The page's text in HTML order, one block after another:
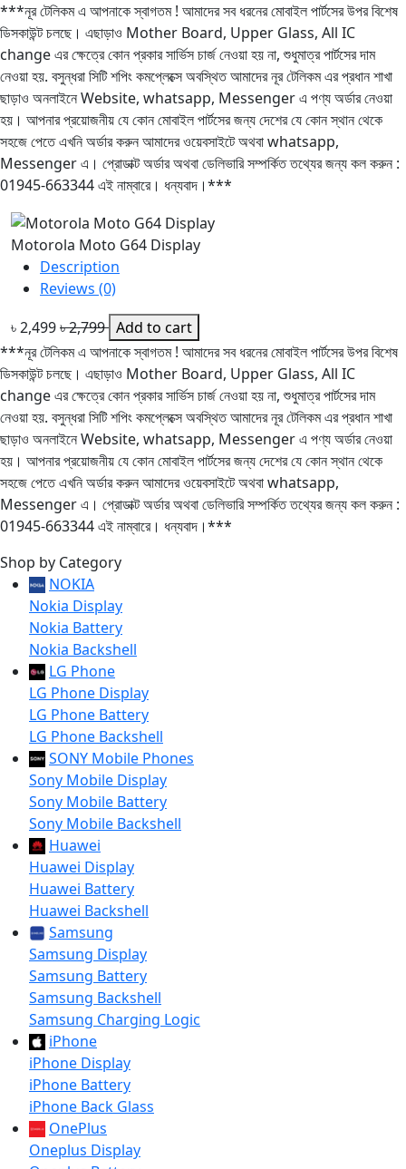
***নূর টেলিকম এ আপনাকে স্বাগতম ! আমাদের সব ধরনের মোবাইল পার্টসের উপর বিশেষ
ডিসকাউন্ট চলছে। এছাড়াও Mother Board, Upper Glass, All IC
change এর ক্ষেত্রে কোন প্রকার সার্ভিস চার্জ নেওয়া হয় না, শুধুমাত্র পার্টসের দাম
নেওয়া হয়. বসুন্ধরা সিটি শপিং কমপ্লেক্সে অবস্থিত আমাদের নূর টেলিকম এর প্রধান শাখা
ছাড়াও অনলাইনে Website, whatsapp, Messenger এ পণ্য অর্ডার নেওয়া
হয়। আপনার প্রয়োজনীয় যে কোন মোবাইল পার্টসের জন্য দেশের যে কোন স্থান থেকে
সহজে পেতে এখনি অর্ডার করুন আমাদের ওয়েবসাইটে অথবা whatsapp,
Messenger এ। প্রোডাক্ট অর্ডার অথবা ডেলিভারি সম্পর্কিত তথ্যের জন্য কল করুন :
01945-663344 এই নাম্বারে। ধন্যবাদ।***
Motorola Moto G64 Display
Description
Reviews (0)
৳ 2,499৳ 2,799 Add to cart
***নূর টেলিকম এ আপনাকে স্বাগতম ! আমাদের সব ধরনের মোবাইল পার্টসের উপর বিশেষ
ডিসকাউন্ট চলছে। এছাড়াও Mother Board, Upper Glass, All IC
change এর ক্ষেত্রে কোন প্রকার সার্ভিস চার্জ নেওয়া হয় না, শুধুমাত্র পার্টসের দাম
নেওয়া হয়. বসুন্ধরা সিটি শপিং কমপ্লেক্সে অবস্থিত আমাদের নূর টেলিকম এর প্রধান শাখা
ছাড়াও অনলাইনে Website, whatsapp, Messenger এ পণ্য অর্ডার নেওয়া
হয়। আপনার প্রয়োজনীয় যে কোন মোবাইল পার্টসের জন্য দেশের যে কোন স্থান থেকে
সহজে পেতে এখনি অর্ডার করুন আমাদের ওয়েবসাইটে অথবা whatsapp,
Messenger এ। প্রোডাক্ট অর্ডার অথবা ডেলিভারি সম্পর্কিত তথ্যের জন্য কল করুন :
01945-663344 এই নাম্বারে। ধন্যবাদ।***
Shop by Category
NOKIA
Nokia Display
Nokia Battery
Nokia Backshell
LG Phone
LG Phone Display
LG Phone Battery
LG Phone Backshell
SONY Mobile Phones
Sony Mobile Display
Sony Mobile Battery
Sony Mobile Backshell
Huawei
Huawei Display
Huawei Battery
Huawei Backshell
Samsung
Samsung Display
Samsung Battery
Samsung Backshell
Samsung Charging Logic
iPhone
iPhone Display
iPhone Battery
iPhone Back Glass
OnePlus
Oneplus Display